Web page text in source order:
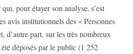
pour étayer son analyse, s’est
avis institutionnels des « Personnes
d’autre part, sur les très nombreux
déposés par le public (1 252